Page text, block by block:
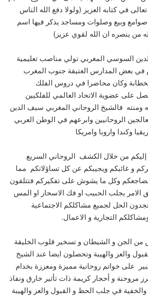
في كتابه العزيز (ولولا دفع الله الناس
وبيع وصلوات ومساجد يذكر فيها اسم
من ينصره ان الله لقوي عزيز)
السوسي المغربي تولي مناصب تعليمية
في بعض المدارس العتيقة جنوب المغرب
وكان محاضرا في دروس الفلك
على عضوية الاتحاد العالمي للفلكيين
ومنته فالشيخ الروحاني المغربي سيف الدين
الروحانيين وابرعهم في الوطن العربي
وكندا واروبا وامريكا
إليكم من خلال الكشف الروحاني السريع
و غائبكم ويجيبكم عن كل تساؤلاتكم مما
وكل ما يشوش على تفكيركم فتتلقون
الامر بجلب الحبيب او فك الاسحار او المس
الحل لجميع مشاكلكم الاجتماعية
التجارية و الاعمال.
من الجن و الشيطان و تسخير قلوب الخليقة
والعز والهيبة وتحصلون ايضا عند الشيخ
على خواتم روحانية مميزة ومعززة بخدام
مروحنة و أحجار كريمة ذات تأثير خارق ونفاذ
في جلب الحظ و القبول والعز والهيبة